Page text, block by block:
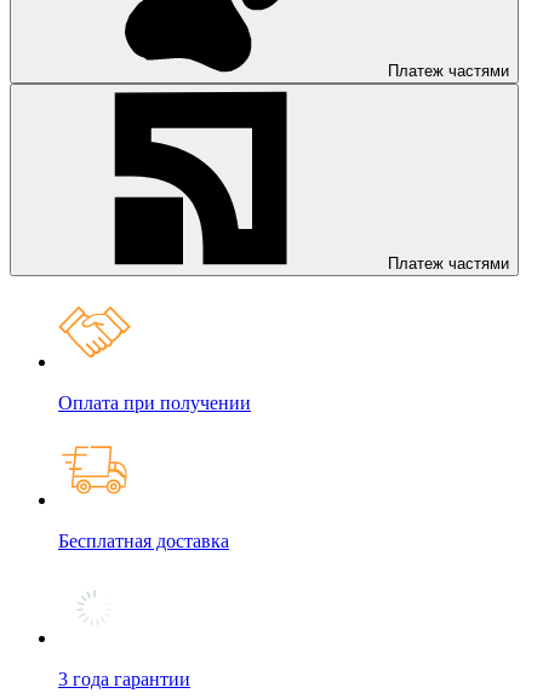
Платеж частями
Платеж частями
Оплата при получении
Бесплатная доставка
3 года гарантии